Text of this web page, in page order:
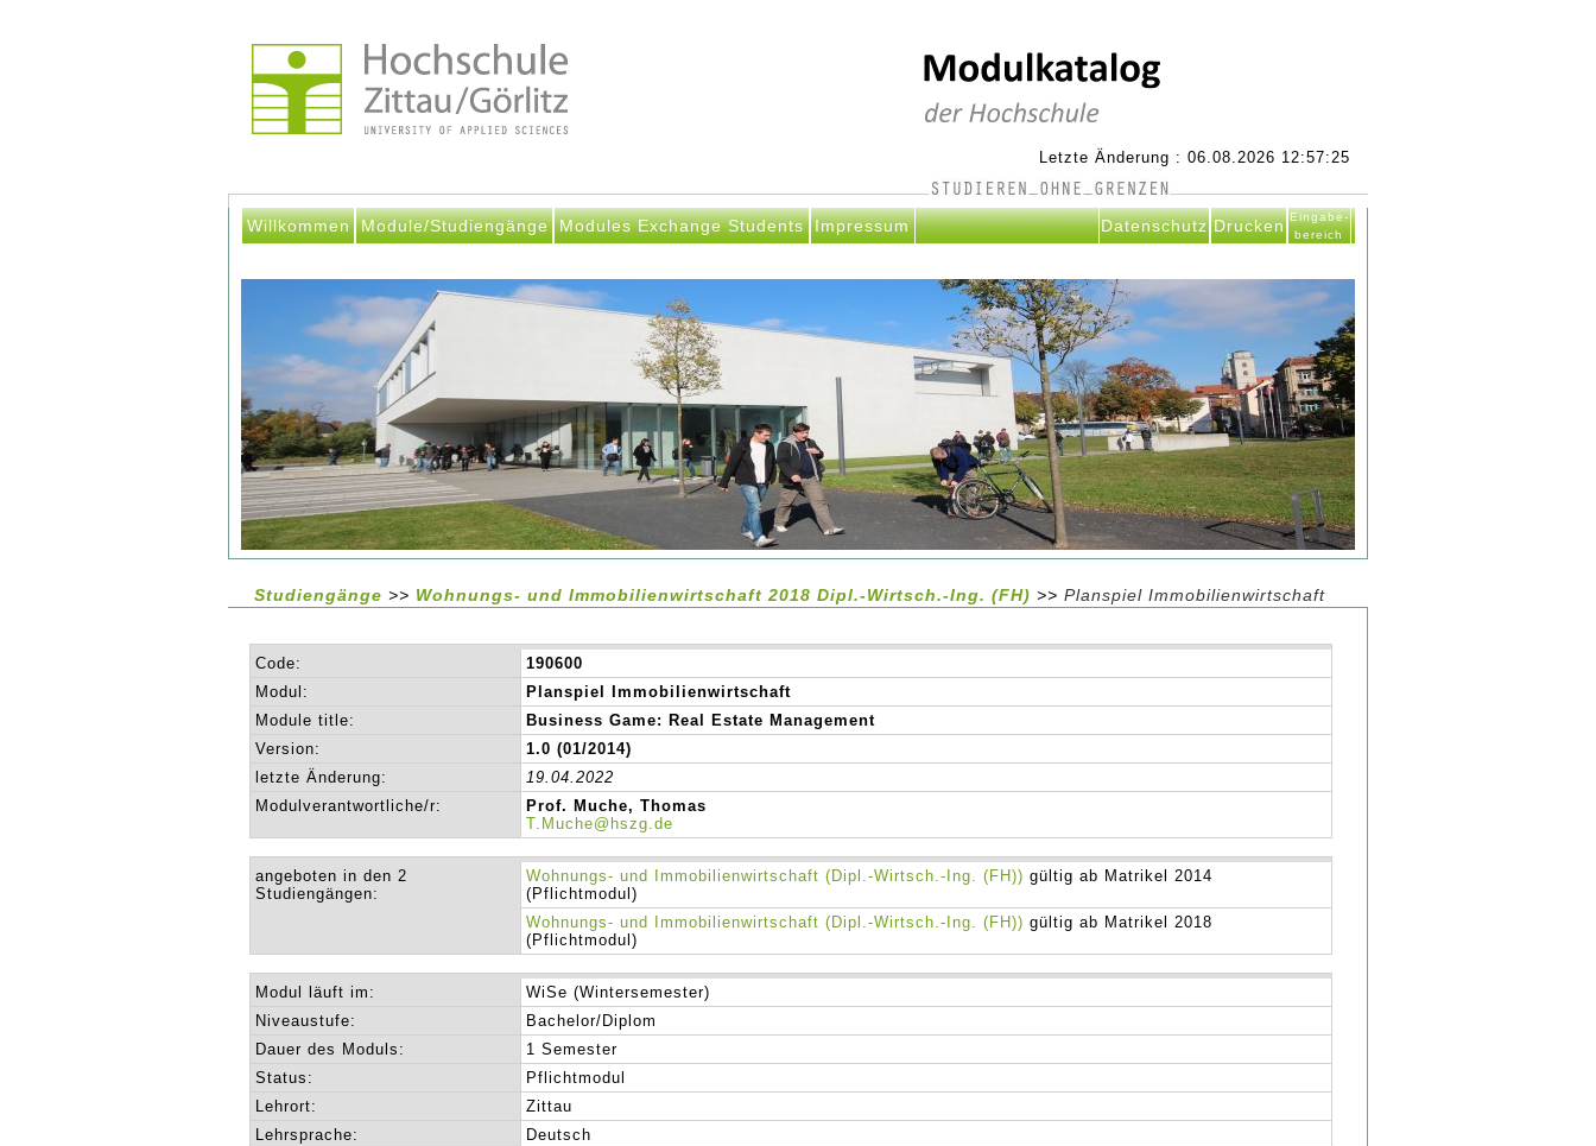
Letzte Änderung : 06.08.2026 12:57:25
Willkommen Module/Studiengänge Modules Exchange Students Impressum Datenschutz Drucken Eingabe-
bereich
Studiengänge >> Wohnungs- und Immobilienwirtschaft 2018 Dipl.-Wirtsch.-Ing. (FH)>>Planspiel Immobilienwirtschaft
Code:
190600
Modul:
Planspiel Immobilienwirtschaft
Module title:
Business Game: Real Estate Management
Version:
1.0 (01/2014)
letzte Änderung:
19.04.2022
Modulverantwortliche/r:
Prof. Muche, Thomas
T.Muche@hszg.de
angeboten in den 2
Studiengängen:
Wohnungs- und Immobilienwirtschaft (Dipl.-Wirtsch.-Ing. (FH)) gültig ab Matrikel 2014
(Pflichtmodul)
Wohnungs- und Immobilienwirtschaft (Dipl.-Wirtsch.-Ing. (FH)) gültig ab Matrikel 2018
(Pflichtmodul)
Modul läuft im:
WiSe (Wintersemester)
Niveaustufe:
Bachelor/Diplom
Dauer des Moduls:
1 Semester
Status:
Pflichtmodul
Lehrort:
Zittau
Lehrsprache:
Deutsch